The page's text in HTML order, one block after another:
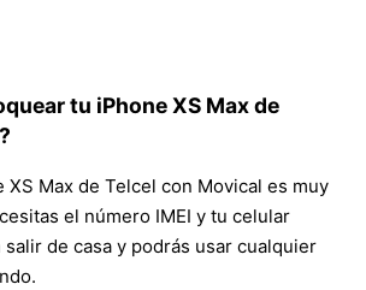
tu iPhone XS Max de
XS Max de Telcel con Movical es muy
el número IMEI y tu celular
de casa y podrás usar cualquier